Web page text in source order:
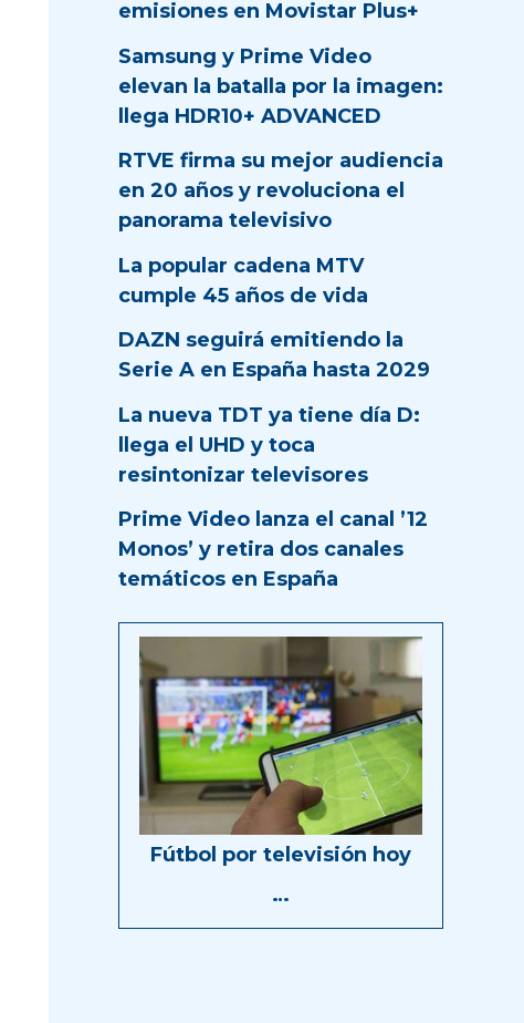
emisiones en Movistar Plus+
Samsung y Prime Video
elevan la batalla por la imagen:
llega HDR10+ ADVANCED
RTVE firma su mejor audiencia
en 20 años y revoluciona el
panorama televisivo
La popular cadena MTV
cumple 45 años de vida
DAZN seguirá emitiendo la
Serie A en España hasta 2029
La nueva TDT ya tiene día D:
llega el UHD y toca
resintonizar televisores
Prime Video lanza el canal ’12
Monos’ y retira dos canales
temáticos en España
Fútbol por televisión hoy
…